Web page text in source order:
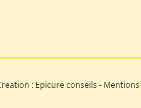
: Epicure conseils - Mentions